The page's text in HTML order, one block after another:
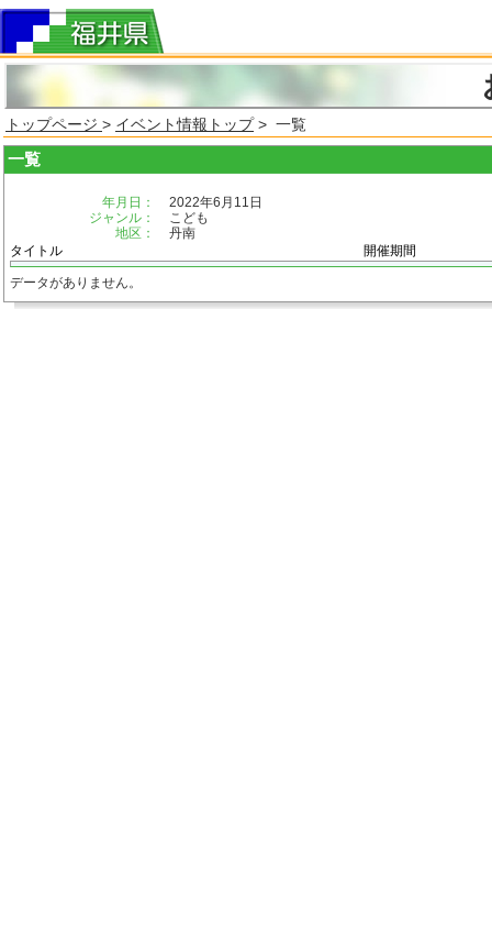
トップページ > イベント情報トップ> 一覧
一覧
年月日：
2022年6月11日
ジャンル：
こども
地区：
丹南
タイトル
開催期間
データがありません。